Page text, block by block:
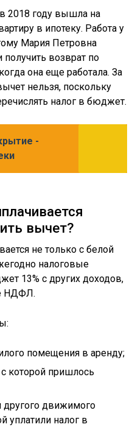
2018 году вышла на
в ипотеку. Работа у
Мария Петровна
возврат по
она еще работала. За
нельзя, поскольку
налог в бюджет.
-
вычет?
не только с белой
налоговые
13% с других доходов,
НДФЛ.
помещения в аренду;
которой пришлось
другого движимого
уплатили налог в